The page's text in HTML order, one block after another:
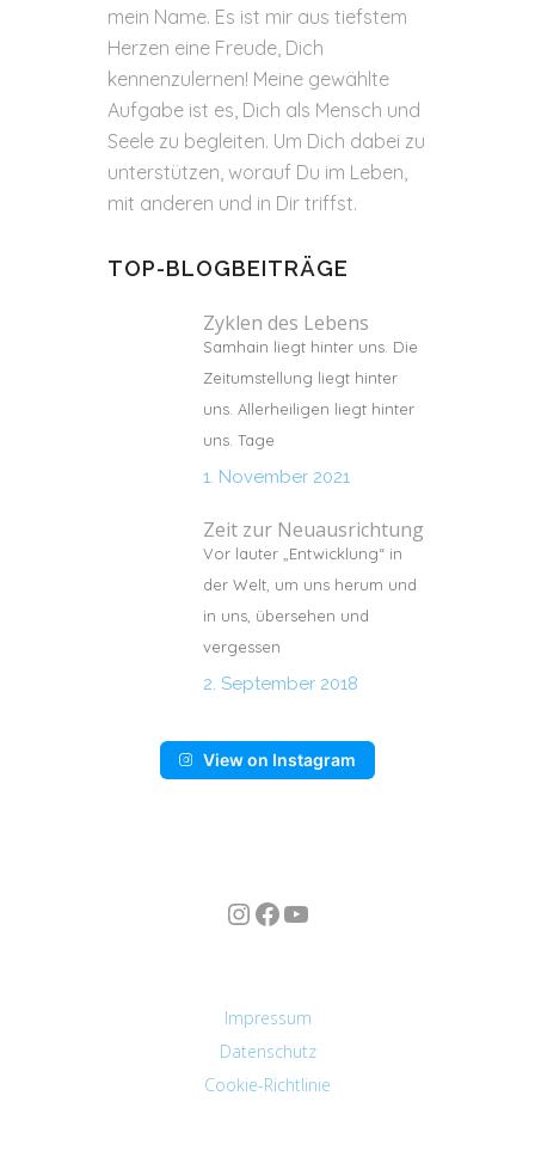
mein Name. Es ist mir aus tiefstem
Herzen eine Freude, Dich
kennenzulernen! Meine gewählte
Aufgabe ist es, Dich als Mensch und
Seele zu begleiten. Um Dich dabei zu
unterstützen, worauf Du im Leben,
mit anderen und in Dir triffst.
TOP-BLOGBEITRÄGE
Zyklen des Lebens
Samhain liegt hinter uns. Die
Zeitumstellung liegt hinter
uns. Allerheiligen liegt hinter
uns. Tage
1. November 2021
Zeit zur Neuausrichtung
Vor lauter „Entwicklung“ in
der Welt, um uns herum und
in uns, übersehen und
vergessen
2. September 2018
View on Instagram
Instagram
Facebook
YouTube
Impressum
Datenschutz
Cookie-Richtlinie